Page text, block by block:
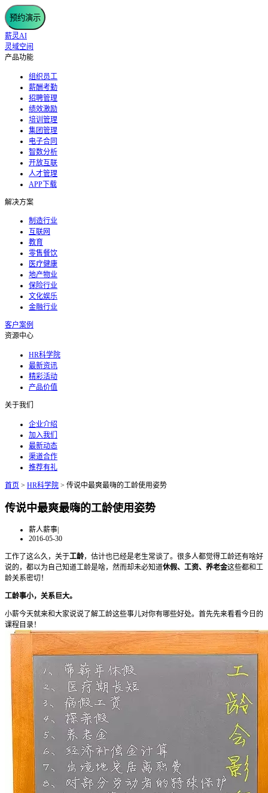
预约演示
薪灵AI
灵域空间
产品功能
组织员工
薪酬考勤
招聘管理
绩效激励
培训管理
集团管理
电子合同
智数分析
开放互联
人才管理
APP下载
解决方案
制造行业
互联网
教育
零售餐饮
医疗健康
地产物业
保险行业
文化娱乐
金融行业
客户案例
资源中心
HR科学院
最新资讯
精彩活动
产品价值
关于我们
企业介绍
加入我们
最新动态
渠道合作
推荐有礼
首页 > HR科学院 > 传说中最爽最嗨的工龄使用姿势
传说中最爽最嗨的工龄使用姿势
薪人薪事|
2016-05-30
工作了这么久，关于工龄，估计也已经是老生常谈了。很多人都觉得工龄还有啥好
说的，都以为自己知道工龄是啥，然而却未必知道休假、工资、养老金这些都和工
龄关系密切！
工龄事小，关系巨大。
小薪今天就来和大家说说了解工龄这些事儿对你有哪些好处。首先先来看看今日的
课程目录！